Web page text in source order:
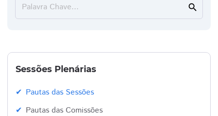
Palavra Chave... search
Sessões Plenárias
Pautas das Sessões
Pautas das Comissões